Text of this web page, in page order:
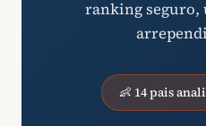
ranking seguro,
👶 14 pais